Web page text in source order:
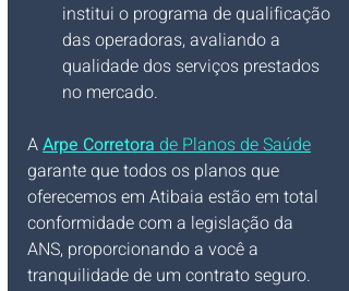
institui o programa de qualificação
das operadoras, avaliando a
qualidade dos serviços prestados
no mercado.
A Arpe Corretora de Planos de Saúde
garante que todos os planos que
oferecemos em Atibaia estão em total
conformidade com a legislação da
ANS, proporcionando a você a
tranquilidade de um contrato seguro.